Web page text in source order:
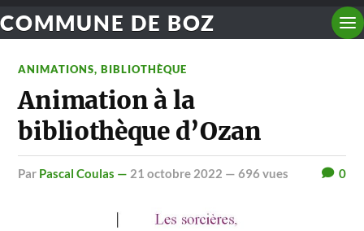
COMMUNE DE BOZ
ANIMATIONS,BIBLIOTHÈQUE
Animation à la
bibliothèque d’Ozan
par Pascal Coulas — 21 octobre 2022 — 696 vues 0